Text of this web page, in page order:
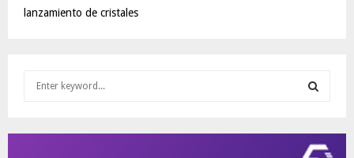
lanzamiento de cristales
E